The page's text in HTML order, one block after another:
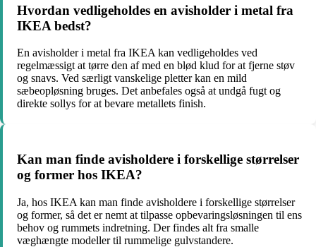
Hvordan vedligeholdes en avisholder i metal fra
IKEA bedst?
En avisholder i metal fra IKEA kan vedligeholdes ved
regelmæssigt at tørre den af med en blød klud for at fjerne støv
og snavs. Ved særligt vanskelige pletter kan en mild
sæbeopløsning bruges. Det anbefales også at undgå fugt og
direkte sollys for at bevare metallets finish.
Kan man finde avisholdere i forskellige størrelser
og former hos IKEA?
Ja, hos IKEA kan man finde avisholdere i forskellige størrelser
og former, så det er nemt at tilpasse opbevaringsløsningen til ens
behov og rummets indretning. Der findes alt fra smalle
væghængte modeller til rummelige gulvstandere.